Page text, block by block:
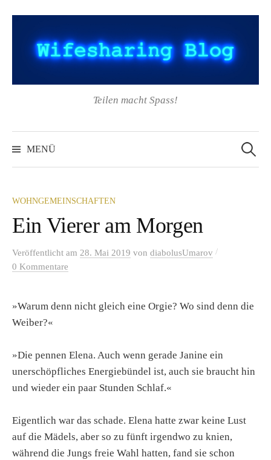
Inhalt
Teilen macht Spass!
MENÜ
nach:
WOHNGEMEINSCHAFTEN
Ein Vierer am Morgen
Veröffentlicht am 28. Mai 2019 von diabolusUmarov /
0 Kommentare
»Warum denn nicht gleich eine Orgie? Wo sind denn die
Weiber?«
»Die pennen Elena. Auch wenn gerade Janine ein
unerschöpfliches Energiebündel ist, auch sie braucht hin
und wieder ein paar Stunden Schlaf.«
Eigentlich war das schade. Elena hatte zwar keine Lust
auf die Mädels, aber so zu fünft irgendwo zu knien,
während die Jungs freie Wahl hatten, fand sie schon